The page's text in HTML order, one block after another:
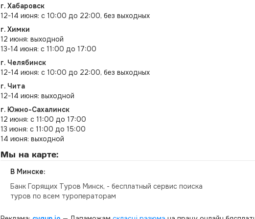
г. Хабаровск
12-14 июня: с 10:00 до 22:00, без выходных
г. Химки
12 июня: выходной
13-14 июня: с 11:00 до 17:00
г. Челябинск
12-14 июня: с 10:00 до 22:00, без выходных
г. Чита
12-14 июня: выходной
г. Южно-Сахалинск
12 июня: с 11:00 до 17:00
13 июня: с 11:00 до 15:00
14 июня: выходной
Мы на карте:
В Минске:
Банк Горящих Туров Минск, - бесплатный сервис поиска
туров по всем туроператорам